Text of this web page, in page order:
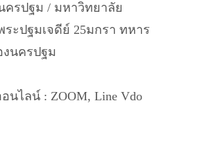
ครปฐม / มหาวิทยาลัย
ระปฐมเจดีย์ 25มกรา ทหาร
งนครปฐม
นไลน์ : ZOOM, Line Vdo